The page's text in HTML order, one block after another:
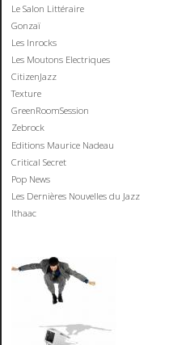
Le Salon Littéraire
Gonzaï
Les Inrocks
Les Moutons Electriques
CitizenJazz
Texture
GreenRoomSession
Zebrock
Editions Maurice Nadeau
Critical Secret
Pop News
Les Dernières Nouvelles du Jazz
Ithaac